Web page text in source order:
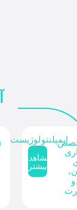
ایمپلنتولوژیست
مشاهده
بیشتر